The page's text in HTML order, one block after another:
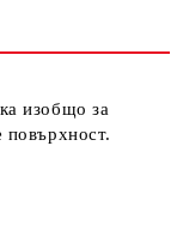
изобщо за
повърхност.